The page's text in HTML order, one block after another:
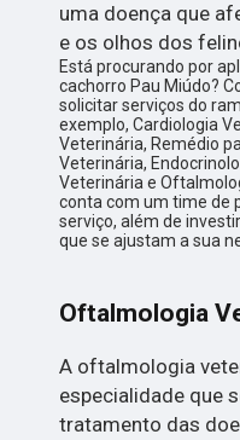
uma doença que
e os olhos dos
Está procurando por
cachorro Pau Miúdo?
solicitar serviços do
exemplo, Cardiologia
Veterinária, Remédio
Veterinária,
Veterinária e
conta com um time de
serviço, além de
que se ajustam a sua
Oftalmologia
A oftalmologia
especialidade que
tratamento das